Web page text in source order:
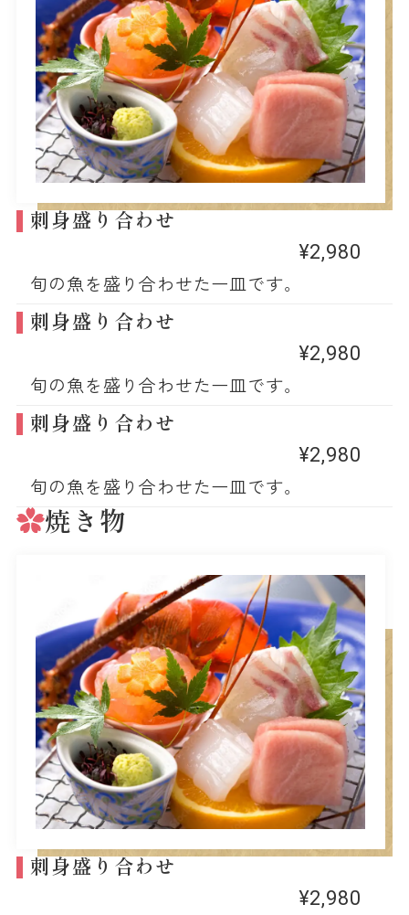
刺身盛り合わせ
¥2,980
旬の魚を盛り合わせた一皿です。
刺身盛り合わせ
¥2,980
旬の魚を盛り合わせた一皿です。
刺身盛り合わせ
¥2,980
旬の魚を盛り合わせた一皿です。
焼き物
刺身盛り合わせ
¥2,980